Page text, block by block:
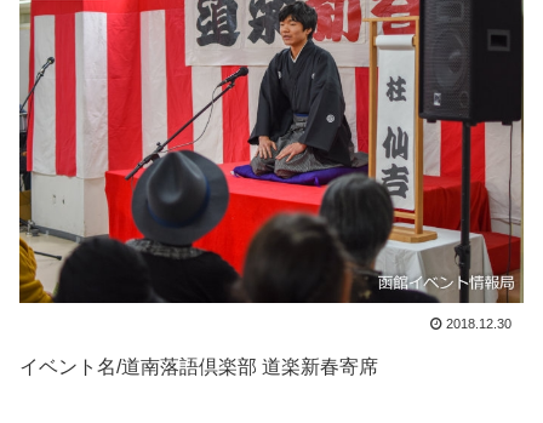
2018.12.30
イベント名/道南落語倶楽部 道楽新春寄席